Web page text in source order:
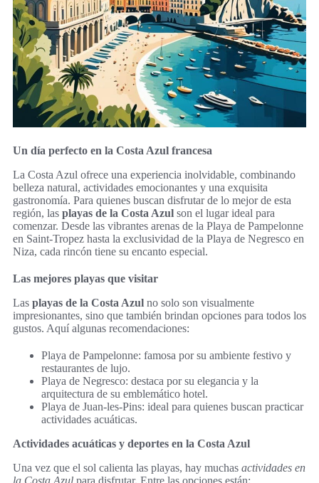
Un día perfecto en la Costa Azul francesa
La Costa Azul ofrece una experiencia inolvidable, combinando
belleza natural, actividades emocionantes y una exquisita
gastronomía. Para quienes buscan disfrutar de lo mejor de esta
región, las playas de la Costa Azul son el lugar ideal para
comenzar. Desde las vibrantes arenas de la Playa de Pampelonne
en Saint-Tropez hasta la exclusividad de la Playa de Negresco en
Niza, cada rincón tiene su encanto especial.
Las mejores playas que visitar
Las playas de la Costa Azul no solo son visualmente
impresionantes, sino que también brindan opciones para todos los
gustos. Aquí algunas recomendaciones:
Playa de Pampelonne: famosa por su ambiente festivo y
restaurantes de lujo.
Playa de Negresco: destaca por su elegancia y la
arquitectura de su emblemático hotel.
Playa de Juan-les-Pins: ideal para quienes buscan practicar
actividades acuáticas.
Actividades acuáticas y deportes en la Costa Azul
Una vez que el sol calienta las playas, hay muchas actividades en
la Costa Azul para disfrutar. Entre las opciones están: